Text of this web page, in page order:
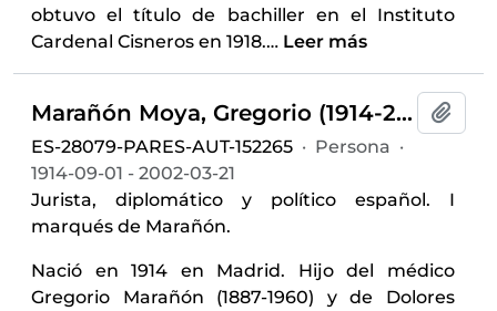
obtuvo el título de bachiller en el Instituto
Cardenal Cisneros en 1918.… Leer más
Marañón Moya, Gregorio (1914-2002)
ES-28079-PARES-AUT-152265 · Persona ·
1914-09-01 - 2002-03-21
Jurista, diplomático y político español. I
marqués de Marañón.
Nació en 1914 en Madrid. Hijo del médico
Gregorio Marañón (1887-1960) y de Dolores